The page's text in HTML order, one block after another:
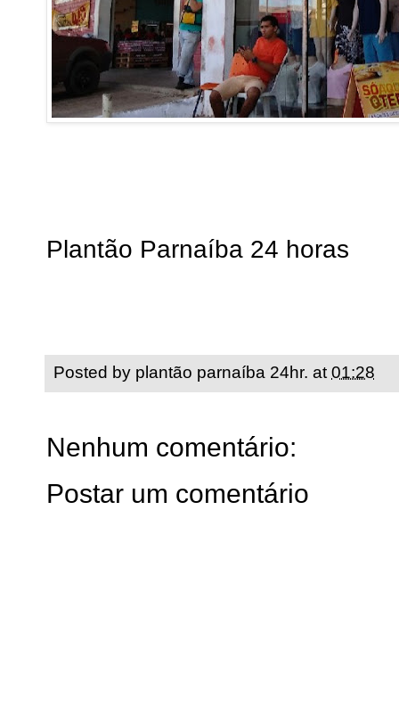
Plantão Parnaíba 24 horas
Posted by plantão parnaíba 24hr. at 01:28
Nenhum comentário:
Postar um comentário